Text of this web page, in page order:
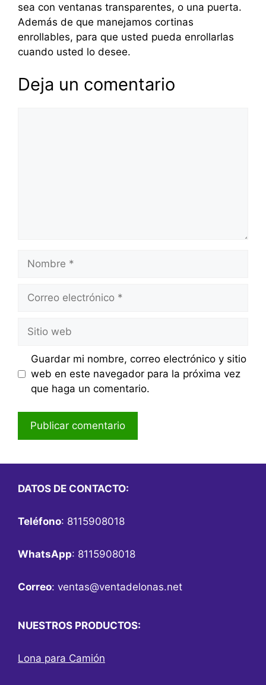
sea con ventanas transparentes, o una puerta.
Además de que manejamos cortinas
enrollables, para que usted pueda enrollarlas
cuando usted lo desee.
Deja un comentario
Nombre
Correo
Sitio
web
Guardar mi nombre, correo electrónico y sitio
web en este navegador para la próxima vez
que haga un comentario.
DATOS DE CONTACTO:
Teléfono: 8115908018
WhatsApp: 8115908018
Correo: ventas@ventadelonas.net
NUESTROS PRODUCTOS:
Lona para Camión